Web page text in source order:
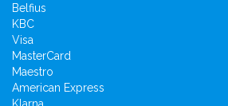
Belfius
KBC
Visa
MasterCard
Maestro
American Express
Klarna.